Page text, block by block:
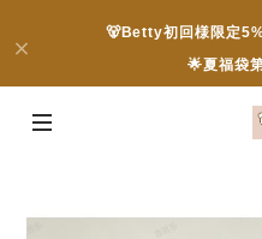
🐻Betty初回様限定
🌟夏福袋